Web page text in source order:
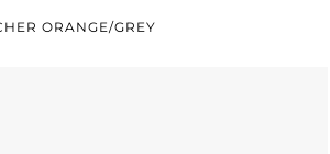
ORANGE/GREY